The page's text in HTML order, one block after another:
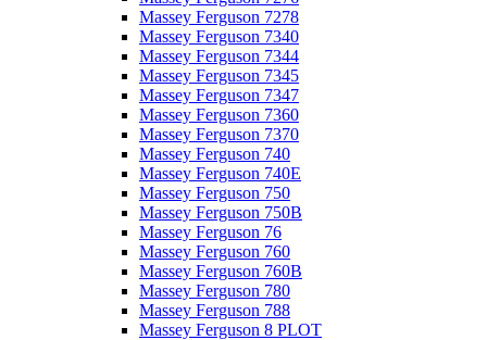
Massey Ferguson 7278
Massey Ferguson 7340
Massey Ferguson 7344
Massey Ferguson 7345
Massey Ferguson 7347
Massey Ferguson 7360
Massey Ferguson 7370
Massey Ferguson 740
Massey Ferguson 740E
Massey Ferguson 750
Massey Ferguson 750B
Massey Ferguson 76
Massey Ferguson 760
Massey Ferguson 760B
Massey Ferguson 780
Massey Ferguson 788
Massey Ferguson 8 PLOT